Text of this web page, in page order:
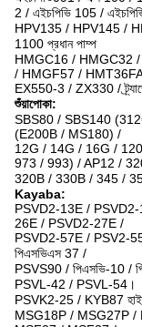
2 / এইচপিভি 105 /
HPV135 / HPV145 /
1100 প্রধান পাম্প
HMGC16 / HMGC32
/ HMGF57 /
EX550-3 / ZX330 /
শুঁয়াপোকা:
SBS80 / SBS140
(E200B / MS180) /
12G / 14G / 16G /
973 / 993) / AP12 /
320B / 330B / 345 /
Kayaba:
PSVD2-13E /
26E / PSVD2-27E /
PSVD2-57E / PSV2-
পিএসভিএস 37 /
PSVS90 / পিএসভি-10 /
PSVL-42 / PSVL-54।
PSVK2-25 / KYB87
MSG18P / MSG27P